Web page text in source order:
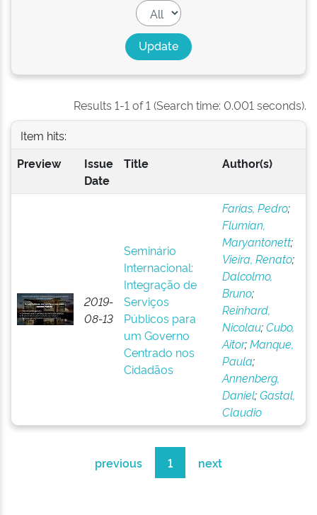
Results 1-1 of 1 (Search time: 0.001 seconds).
Item hits:
Preview
Issue
Date
Title Author(s)
2019-
08-13
Seminário
Internacional:
Integração de
Serviços
Públicos para
um Governo
Centrado nos
Cidadãos
Farias, Pedro;
Flumian,
Maryantonett;
Vieira, Renato;
Dalcolmo,
Bruno;
Reinhard,
Nicolau;Cubo,
Aitor;Manque,
Paula;
Annenberg,
Daniel;Gastal,
Claudio
previous 1 next